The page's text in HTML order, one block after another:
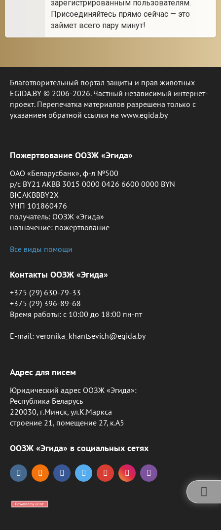
зарегистрированным пользователям.
Присоединяйтесь прямо сейчас — это
займет всего пару минут!
Благотворительный портал защиты и прав животных
EGIDA.BY © 2006-2026. Частный независимый интернет-
проект. Перепечатка материалов разрешена только с
указанием обратной ссылки на www.egida.by
Пожертвование ООЗЖ «Эгида»
ОАО «Беларусбанк», ф-л №500
р/с BY21 AKBB 3015 0000 0426 6600 0000 BYN
BIC AKBBBY2X
УНП 101860476
получатель: ООЗЖ «Эгида»
назначение: пожертвование
Все виды помощи
Контакты ООЗЖ «Эгида»
+375 (29) 630-79-33
+375 (29) 396-89-68
Время работы: c 10:00 до 18:00 пн-пт
E-mail: veronika_khantsevich@egida.by
Адрес для писем
Юридический адрес ООЗЖ «Эгида»:
Республика Беларусь
220030, г.Минск, ул.К.Маркса
строение 21, помещение 27, к.А5
ООЗЖ «Эгида» в социальных сетях